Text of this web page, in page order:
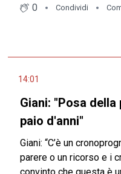
0 Condividi
14:01
Giani: "Posa
paio d'anni"
Giani: “C’è un
parere o un ricorso e i
convinto che questa è